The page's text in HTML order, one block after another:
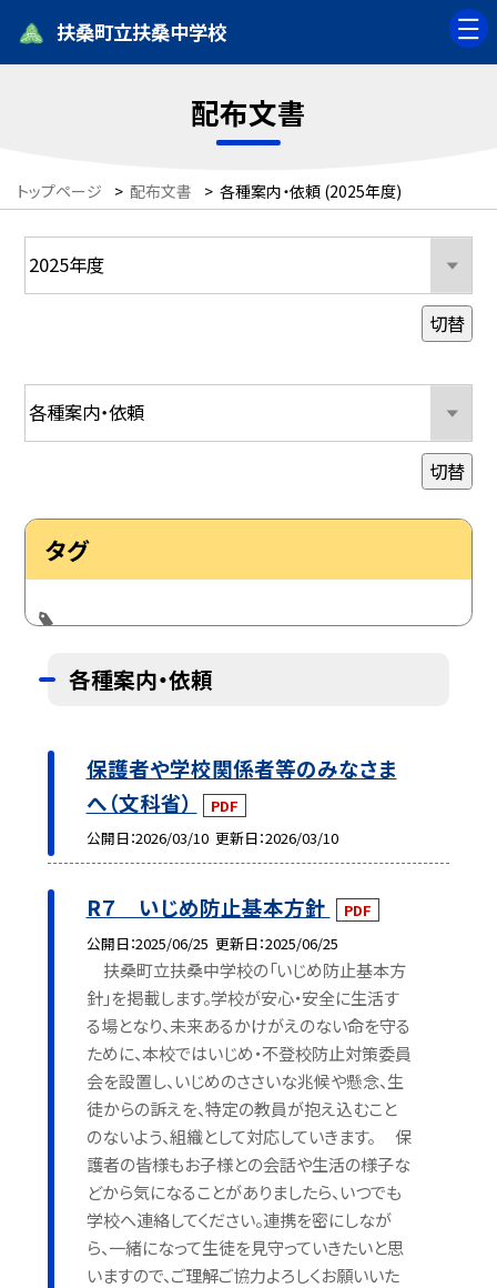
扶桑町立扶桑中学校
配布文書
トップページ > 配布文書 > 各種案内・依頼 (2025年度)
切替
切替
タグ
各種案内・依頼
保護者や学校関係者等のみなさま
へ（文科省）
PDF
公開日 2026/03/10 更新日 2026/03/10
R７ いじめ防止基本方針
PDF
公開日 2025/06/25 更新日 2025/06/25
扶桑町立扶桑中学校の「いじめ防止基本方
針」を掲載します。学校が安心・安全に生活す
る場となり、未来あるかけがえのない命を守る
ために、本校ではいじめ・不登校防止対策委員
会を設置し、いじめのささいな兆候や懸念、生
徒からの訴えを、特定の教員が抱え込むこと
のないよう、組織として対応していきます。 保
護者の皆様もお子様との会話や生活の様子な
どから気になることがありましたら、いつでも
学校へ連絡してください。連携を密にしなが
ら、一緒になって生徒を見守っていきたいと思
いますので、ご理解ご協力よろしくお願いいた